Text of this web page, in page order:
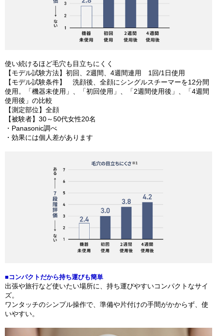
使い続けるほど毛穴も目立ちにくく
【モデル試験方法】初回、2週間、4週間連用 1回/1日使用
【モデル試験条件】 洗顔後、全顔にシングルスチーマーを12分間
使用。「機器未使用」、「初回使用」、「2週間使用後」、「4週間
使用後」の比較
【測定部位】全顔
【被験者】30～50代女性20名
・Panasonic調べ
・効果には個人差があります
■コンパクトだから持ち運びも簡単
出張や旅行など使いたい場所に、持ち運びやすいコンパクトなサイ
ズ。
ワンタッチのシンプル操作で、準備や片付けの手間がかからず、使
いやすい。